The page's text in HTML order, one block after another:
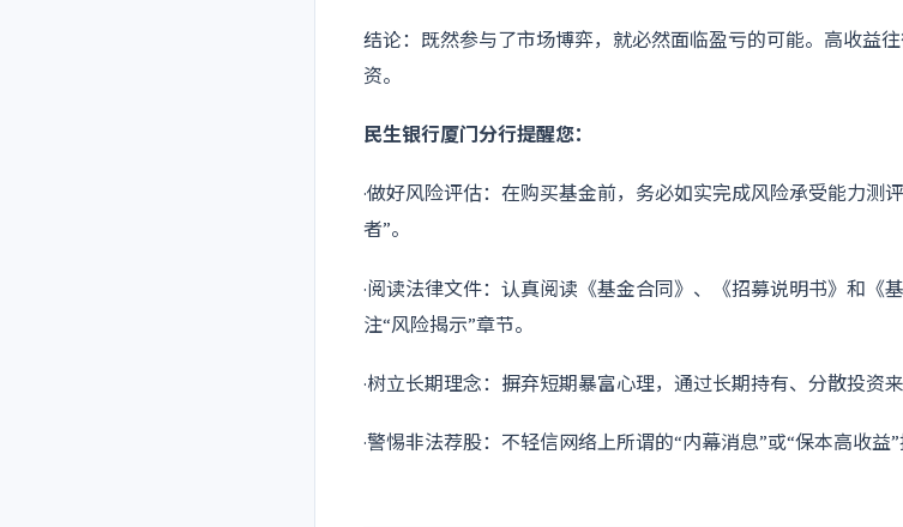
结论：既然参与了市场博弈，就必然面临盈亏的可能。高收益
资。
民生银行厦门分行提醒您：
·做好风险评估：在购买基金前，务必如实完成风险承受能力测
者”。
·阅读法律文件：认真阅读《基金合同》、《招募说明书》和《
注“风险揭示”章节。
·树立长期理念：摒弃短期暴富心理，通过长期持有、分散投资
·警惕非法荐股：不轻信网络上所谓的“内幕消息”或“保本高收益